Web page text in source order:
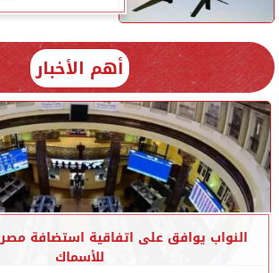
أهم الأخبار
النواب يوافق على اتفاقية استضافة
للأسماك